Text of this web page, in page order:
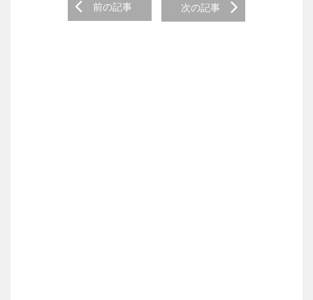
navigation
前の記事 次の記事